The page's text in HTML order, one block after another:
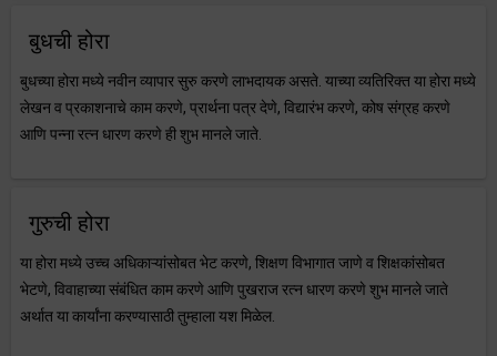
बुधची होरा
बुधच्या होरा मध्ये नवीन व्यापार सुरु करणे लाभदायक असते. याच्या व्यतिरिक्त या होरा मध्ये
लेखन व प्रकाशनाचे काम करणे, प्रार्थना पत्र देणे, विद्यारंभ करणे, कोष संग्रह करणे
आणि पन्ना रत्न धारण करणे ही शुभ मानले जाते.
गुरुची होरा
या होरा मध्ये उच्च अधिकाऱ्यांसोबत भेट करणे, शिक्षण विभागात जाणे व शिक्षकांसोबत
भेटणे, विवाहाच्या संबंधित काम करणे आणि पुखराज रत्न धारण करणे शुभ मानले जाते
अर्थात या कार्यांना करण्यासाठी तुम्हाला यश मिळेल.